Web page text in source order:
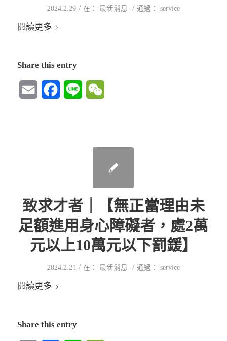
2024.2.29 / 在： 最新消息 / 通過： service
閱讀更多
Share this entry
Email FacebookLine
致求才者｜【無正當理由未
足額進用身心障礙者，處2萬
元以上10萬元以下罰鍰】
2024.2.21 / 在： 最新消息 / 通過： service
閱讀更多
Share this entry